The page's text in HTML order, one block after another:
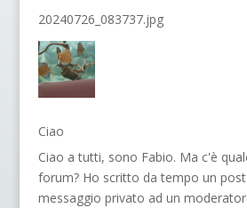
20240726_083737.jpg
Ciao
Ciao a tutti, sono Fabio. Ma c'è
forum? Ho scritto da tempo un
messaggio privato ad un